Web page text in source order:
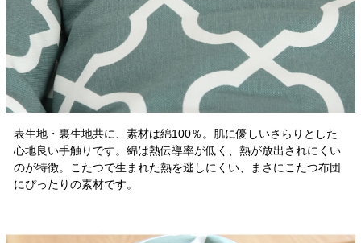
表生地・裏生地共に、素材は綿100％。肌に優しいさらりとした
心地良い手触りです。綿は熱伝導率が低く、熱が放出されにくい
のが特徴。こたつで生まれた熱を逃しにくい、まさにこたつ布団
にぴったりの素材です。